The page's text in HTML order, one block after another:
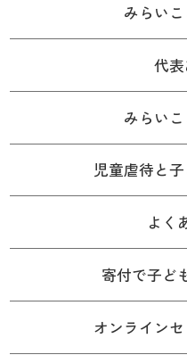
みらい
代
みらい
児童虐待と
よく
寄付で子ど
オンライン